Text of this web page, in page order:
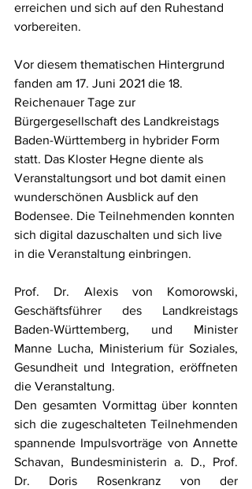
erreichen und sich auf den Ruhestand
vorbereiten.
Vor diesem thematischen Hintergrund
fanden am 17. Juni 2021 die 18.
Reichenauer Tage zur
Bürgergesellschaft des Landkreistags
Baden-Württemberg in hybrider Form
statt. Das Kloster Hegne diente als
Veranstaltungsort und bot damit einen
wunderschönen Ausblick auf den
Bodensee. Die Teilnehmenden konnten
sich digital dazuschalten und sich live
in die Veranstaltung einbringen.
Prof. Dr. Alexis von Komorowski,
Geschäftsführer des Landkreistags
Baden-Württemberg, und Minister
Manne Lucha, Ministerium für Soziales,
Gesundheit und Integration, eröffneten
die Veranstaltung.
Den gesamten Vormittag über konnten
sich die zugeschalteten Teilnehmenden
spannende Impulsvorträge von Annette
Schavan, Bundesministerin a. D., Prof.
Dr. Doris Rosenkranz von der